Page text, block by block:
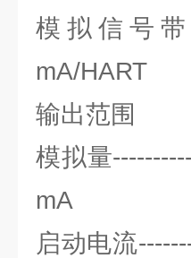
模拟信号带
mA/HART
输出范围
模拟量
mA
启动电流